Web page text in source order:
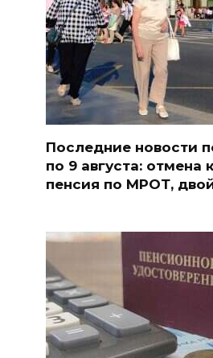
Последние новости
по 9 августа: отмена
пенсия по МРОТ,